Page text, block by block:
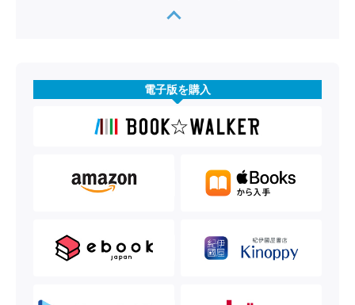
電子版を購入